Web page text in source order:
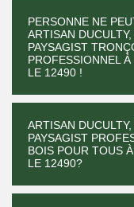
PERSONNE NE
ARTISAN
PAYSAGIST
PROFESSIONNEL
LE 12490 !
ARTISAN
PAYSAGIST
BOIS POUR TOUS
LE 12490?